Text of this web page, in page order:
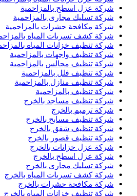
شركة عزل اسطح بالمزاحمية
شركة تسليك مجارى بالمزاحمية
شركة مكافحة حشرات بالمزاحمية
شركة كشف تسربات المياه بالمزاحمية
شركة تنظيف خزانات المياه بالمزاحمية
شركة تنظيف واجهات بالمزاحمية
شركة تنظيف مجالس بالمزاحمية
شركة تنظيف فلل بالمزاحمية
شركة تنظيف منازل بالمزاحمية
شركة تنظيف بالمزاحمية
شركة تنظيف مساجد بالخرج
شركة ترميم بالخرج
شركة تنظيف مسابح بالخرج
شركة تنظيف شقق بالخرج
شركة تنظيف قصور بالخرج
شركة عزل خزانات بالخرج
شركة عزل اسطح بالخرج
شركة تسليك مجارى بالخرج
شركة كشف تسربات المياه بالخرج
شركة مكافحة حشرات بالخرج
شركة تنظيف خزانات المياه بالخرج